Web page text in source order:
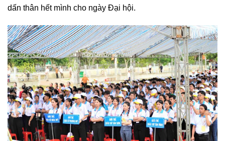
dấn thân hết mình cho ngày Đại hội.